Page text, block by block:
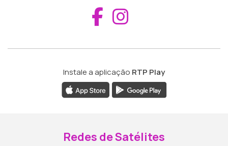
Aceder ao
Instale a aplicação RTP Play
Redes de Satélites